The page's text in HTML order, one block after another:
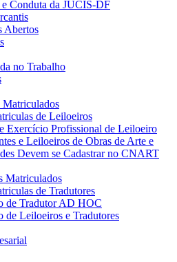
Conduta da JUCIS-DF
Abertos
no Trabalho
de Leiloeiros
Exercício Profissional de Leiloeiro
e Leiloeiros de Obras de Arte e
Devem se Cadastrar no CNART
Matriculados
de Tradutores
de Tradutor AD HOC
de Leiloeiros e Tradutores